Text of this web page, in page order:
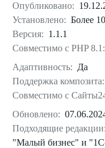
Опубликовано:
Установлено: Более
Версия: 1.1.1
Совместимо с PHP 8.1:
Адаптивность: Да
Поддержка композита:
Совместимо с
Обновлено:
Подходящие редакции:
"Малый бизнес" и